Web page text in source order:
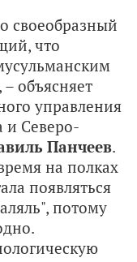
своеобразный
что
объясняет
управления
и Северо-
Панчеев.
на полках
появляться
потому